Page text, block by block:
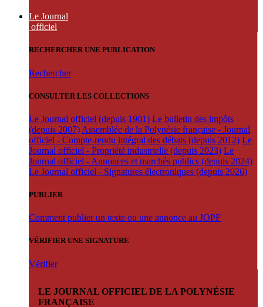
Le Journal
officiel
RECHERCHER UNE PUBLICATION
Rechercher
CONSULTER LES COLLECTIONS
Le Journal officiel (depuis 1901) Le bulletin des impôts
(depuis 2007) Assemblée de la Polynésie française - Journal
officiel - Compte-rendu intégral des débats (depuis 2012) Le
Journal officiel - Propriété industrielle (depuis 2023) Le
Journal officiel - Annonces et marchés publics (depuis 2024)
Le Journal officiel - Signatures électroniques (depuis 2026)
PUBLIER
Comment publier un texte ou une annonce au JOPF
VÉRIFIER UNE SIGNATURE
Vérifier
LE JOURNAL OFFICIEL DE LA POLYNÉSIE
FRANÇAISE